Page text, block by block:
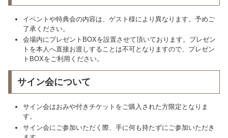
イベントや特典会の内容は、ゲスト様により異なります。予めご
了承ください。
会場内にプレゼントBOXを設置させて頂いております。プレゼン
トを本人へ直接お渡しすることは不可となりますので、プレゼン
トBOXをご利用ください。
サイン会について
サイン会はおみや付きチケットをご購入された方限定となりま
す。
サイン会にご参加いただく際、手に何も持たずにご参加いただき